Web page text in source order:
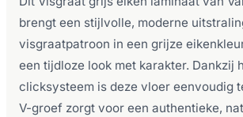
brengt een stijlvolle, moderne
visgraatpatroon in een grijze
een tijdloze look met karakter. Dankzij
clicksysteem is deze vloer eenvoudig
V-groef zorgt voor een authentieke,